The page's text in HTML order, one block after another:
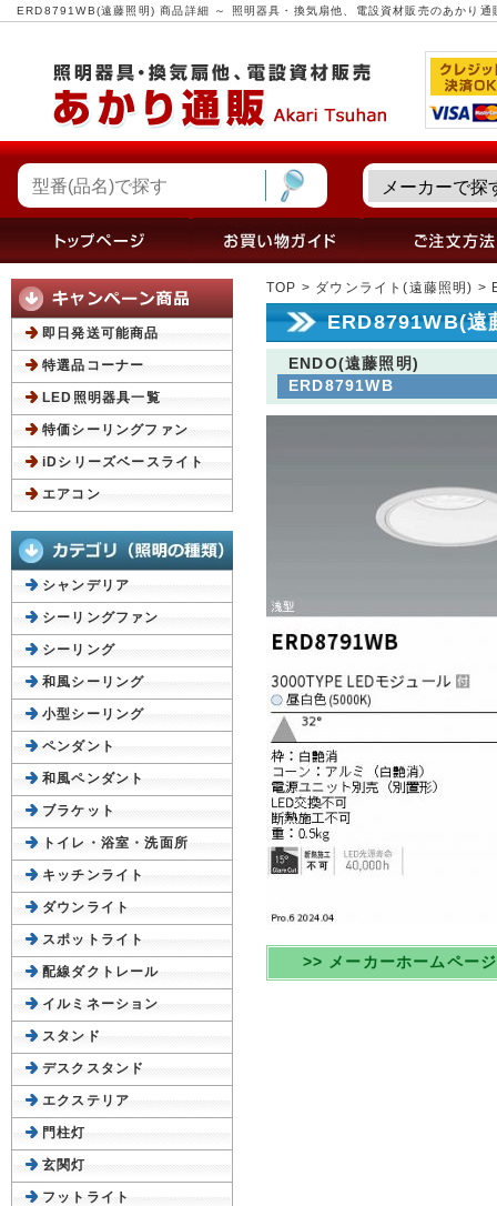
ERD8791WB(遠藤照明) 商品詳細 ～ 照明器具・換気扇他、電設資材販売のあかり通
TOP > ダウンライト(遠藤照明) >
ERD8791WB(遠
ENDO(遠藤照明)
ERD8791WB
>> メーカーホームペー
即日発送可能商品
特選品コーナー
LED照明器具一覧
特価シーリングファン
iDシリーズベースライト
エアコン
シャンデリア
シーリングファン
シーリング
和風シーリング
小型シーリング
ペンダント
和風ペンダント
ブラケット
トイレ・浴室・洗面所
キッチンライト
ダウンライト
スポットライト
配線ダクトレール
イルミネーション
スタンド
デスクスタンド
エクステリア
門柱灯
玄関灯
フットライト